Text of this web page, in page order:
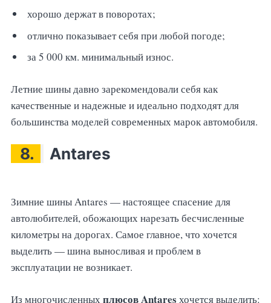
хорошо держат в поворотах;
отлично показывает себя при любой погоде;
за 5 000 км. минимальный износ.
Летние шины давно зарекомендовали себя как
качественные и надежные и идеально подходят для
большинства моделей современных марок автомобиля.
8. Antares
Зимние шины Antares — настоящее спасение для
автолюбителей, обожающих нарезать бесчисленные
километры на дорогах. Самое главное, что хочется
выделить — шина выносливая и проблем в
эксплуатации не возникает.
Из многочисленных плюсов Antares хочется выделить: